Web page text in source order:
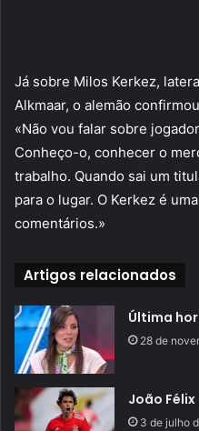
Já sobre Milos Kerkez,
Alkmaar, o alemão
«Não vou falar sobre
Conheço-o, conhecer o
trabalho. Quando sai um
para o lugar. O Kerkez é
comentários.»
Artigos relacionados
Última
28 de
João
3 de julho